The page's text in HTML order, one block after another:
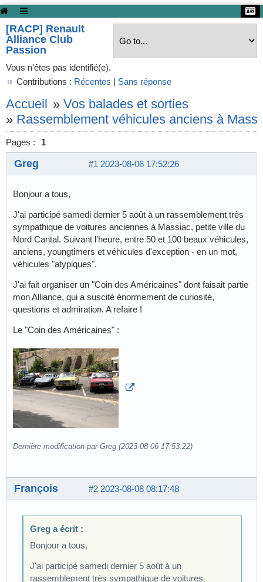
[RACP] Renault
Alliance Club
Passion
Vous n'êtes pas identifié(e).
Contributions : Récentes | Sans réponse
Accueil » Vos balades et sorties
» Rassemblement véhicules anciens à
Pages : 1
#1 2023-08-06 17:52:26
Greg
Bonjour a tous,
J'ai participé samedi dernier 5 août à un rassemblement très
sympathique de voitures anciennes à Massiac, petite ville du
Nord Cantal. Suivant l'heure, entre 50 et 100 beaux véhicules,
anciens, youngtimers et véhicules d'exception - en un mot,
véhicules "atypiques".
J'ai fait organiser un "Coin des Américaines" dont faisait partie
mon Alliance, qui a suscité énormement de curiosité,
questions et admiration. A refaire !
Le "Coin des Américaines" :
Dernière modification par Greg (2023-08-06 17:53:22)
#2 2023-08-08 08:17:48
François
Greg a écrit :
Bonjour a tous,
J'ai participé samedi dernier 5 août à un
rassemblement très sympathique de voitures